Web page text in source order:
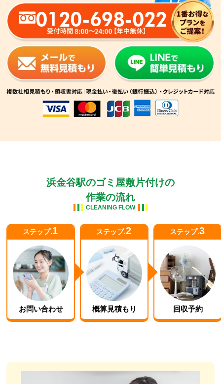
0120-698-022
浜金谷駅のゴミ屋敷片付けの
作業の流れ
CLEANING FLOW
ステップ.1
お問い合わせ
ステップ.2
概算見積もり
ステップ.3
回収予約